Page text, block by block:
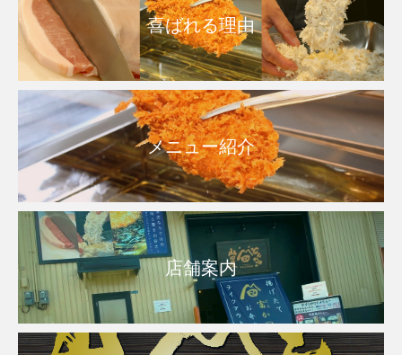
喜ばれる理由
メニュー紹介
店舗案内